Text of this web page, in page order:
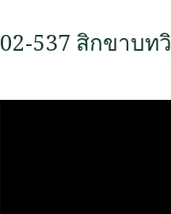
02-537 สิกขาบท